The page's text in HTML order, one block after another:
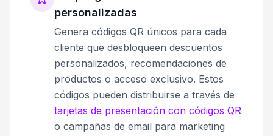
personalizadas
Genera códigos QR únicos para cada
cliente que desbloqueen descuentos
personalizados, recomendaciones de
productos o acceso exclusivo. Estos
códigos pueden distribuirse a través de
tarjetas de presentación con códigos QR
o campañas de email para marketing